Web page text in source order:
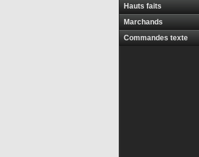
Hauts faits
Marchands
Commandes texte